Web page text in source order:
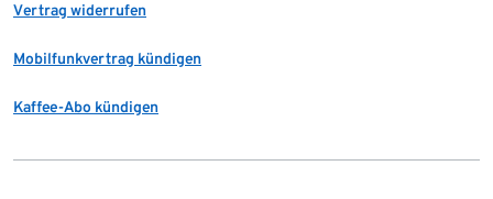
Vertrag widerrufen
Mobilfunkvertrag kündigen
Kaffee-Abo kündigen